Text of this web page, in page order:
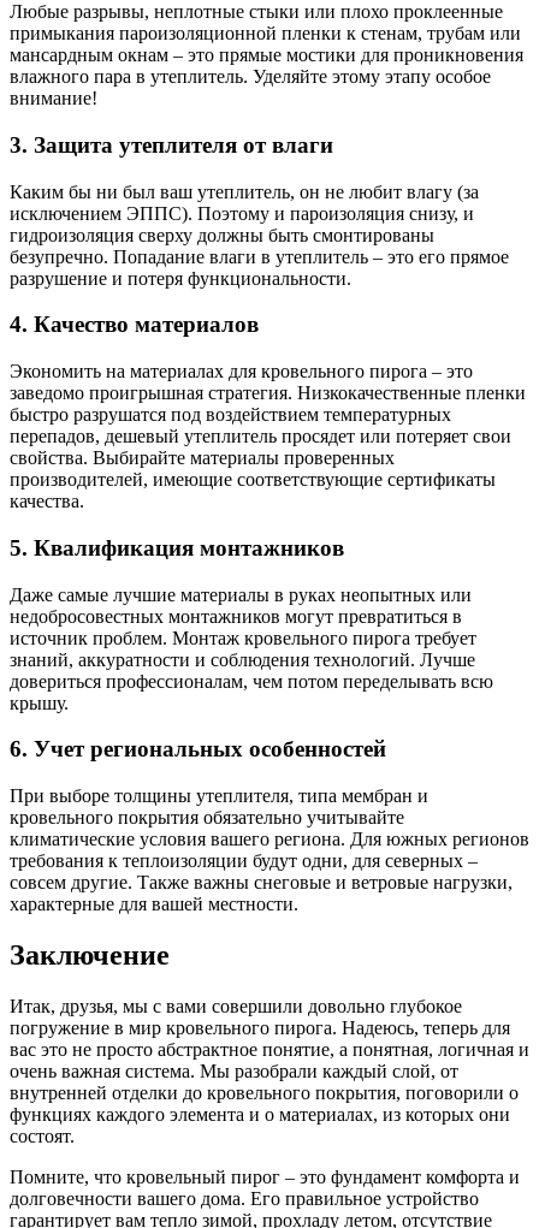
Любые разрывы, неплотные стыки или плохо проклеенные
примыкания пароизоляционной пленки к стенам, трубам или
мансардным окнам – это прямые мостики для проникновения
влажного пара в утеплитель. Уделяйте этому этапу особое
внимание!
3. Защита утеплителя от влаги
Каким бы ни был ваш утеплитель, он не любит влагу (за
исключением ЭППС). Поэтому и пароизоляция снизу, и
гидроизоляция сверху должны быть смонтированы
безупречно. Попадание влаги в утеплитель – это его прямое
разрушение и потеря функциональности.
4. Качество материалов
Экономить на материалах для кровельного пирога – это
заведомо проигрышная стратегия. Низкокачественные пленки
быстро разрушатся под воздействием температурных
перепадов, дешевый утеплитель просядет или потеряет свои
свойства. Выбирайте материалы проверенных
производителей, имеющие соответствующие сертификаты
качества.
5. Квалификация монтажников
Даже самые лучшие материалы в руках неопытных или
недобросовестных монтажников могут превратиться в
источник проблем. Монтаж кровельного пирога требует
знаний, аккуратности и соблюдения технологий. Лучше
довериться профессионалам, чем потом переделывать всю
крышу.
6. Учет региональных особенностей
При выборе толщины утеплителя, типа мембран и
кровельного покрытия обязательно учитывайте
климатические условия вашего региона. Для южных регионов
требования к теплоизоляции будут одни, для северных –
совсем другие. Также важны снеговые и ветровые нагрузки,
характерные для вашей местности.
Заключение
Итак, друзья, мы с вами совершили довольно глубокое
погружение в мир кровельного пирога. Надеюсь, теперь для
вас это не просто абстрактное понятие, а понятная, логичная и
очень важная система. Мы разобрали каждый слой, от
внутренней отделки до кровельного покрытия, поговорили о
функциях каждого элемента и о материалах, из которых они
состоят.
Помните, что кровельный пирог – это фундамент комфорта и
долговечности вашего дома. Его правильное устройство
гарантирует вам тепло зимой, прохладу летом, отсутствие